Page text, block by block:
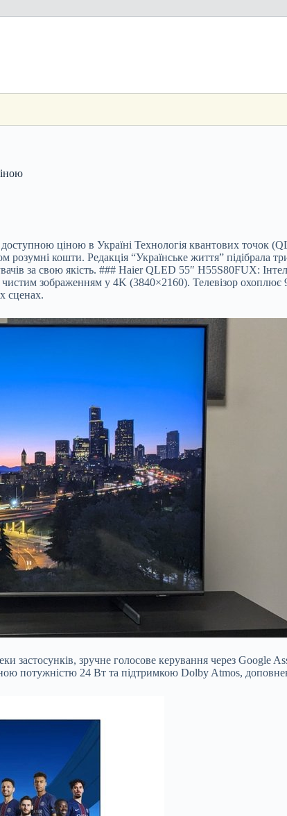
ціною в Україні Технологія квантових точок
кошти. Редакція “Українське життя” підібрала
за свою якість. ### Haier QLED 55″ H55S80FUX:
зображенням у 4K (3840×2160). Телевізор охоплює
сценах.
застосунків, зручне голосове керування через Google
потужністю 24 Вт та підтримкою Dolby Atmos,